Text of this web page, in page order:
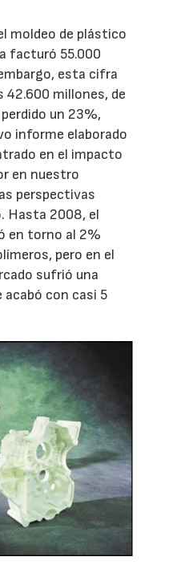
moldeo de plástico
facturó 55.000
esta cifra
42.600 millones, de
un 23%,
informe elaborado
en el impacto
en nuestro
perspectivas
Hasta 2008, el
en torno al 2%
pero en el
sufrió una
con casi 5